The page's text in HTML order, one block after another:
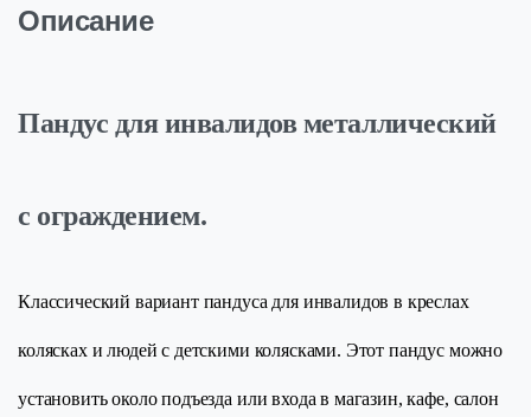
Описание
Пандус для инвалидов металлический
с ограждением.
Классический вариант пандуса для инвалидов в креслах
колясках и людей с детскими колясками. Этот пандус можно
установить около подъезда или входа в магазин, кафе, салон